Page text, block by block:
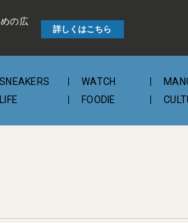
の広
詳しくはこちら
SNEAKERS WATCH
LIFE FOODIE